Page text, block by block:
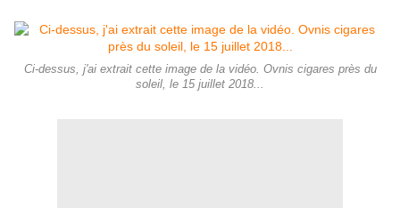
Ci-dessus, j'ai extrait cette image de la vidéo. Ovnis cigares près du
soleil, le 15 juillet 2018...